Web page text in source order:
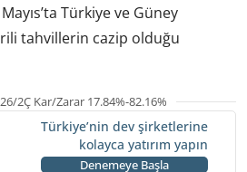
Türkiye ve Güney
tahvillerin cazip olduğu
2Ç Kar/Zarar 17.84%-82.16%
Türkiye’nin dev şirketlerine
kolayca yatırım yapın
Denemeye Başla